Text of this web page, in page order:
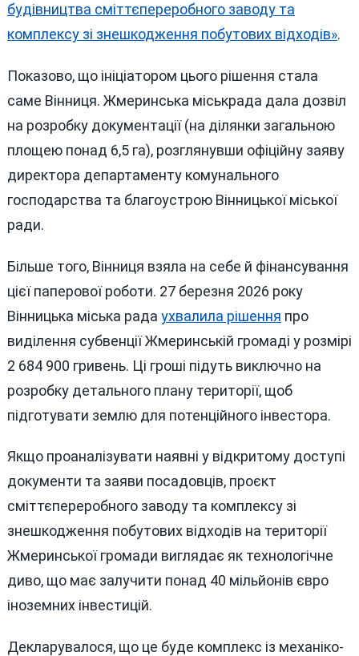
будівництва сміттєпереробного заводу та
комплексу зі знешкодження побутових відходів».
Показово, що ініціатором цього рішення стала
саме Вінниця. Жмеринська міськрада дала дозвіл
на розробку документації (на ділянки загальною
площею понад 6,5 га), розглянувши офіційну заяву
директора департаменту комунального
господарства та благоустрою Вінницької міської
ради.
Більше того, Вінниця взяла на себе й фінансування
цієї паперової роботи. 27 березня 2026 року
Вінницька міська рада ухвалила рішення про
виділення субвенції Жмеринській громаді у розмірі
2 684 900 гривень. Ці гроші підуть виключно на
розробку детального плану території, щоб
підготувати землю для потенційного інвестора.
Якщо проаналізувати наявні у відкритому доступі
документи та заяви посадовців, проєкт
сміттєпереробного заводу та комплексу зі
знешкодження побутових відходів на території
Жмеринської громади виглядає як технологічне
диво, що має залучити понад 40 мільйонів євро
іноземних інвестицій.
Декларувалося, що це буде комплекс із механіко-